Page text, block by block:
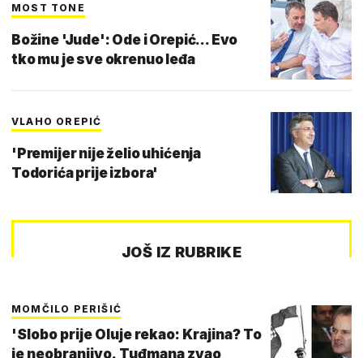
MOST TONE
Božine 'Jude': Ode i Orepić... Evo
tko mu je sve okrenuo leđa
VLAHO OREPIĆ
'Premijer nije želio uhićenja
Todorića prije izbora'
JOŠ IZ RUBRIKE
MOMČILO PERIŠIĆ
'Slobo prije Oluje rekao: Krajina? To
je neobranjivo. Tuđmana zvao